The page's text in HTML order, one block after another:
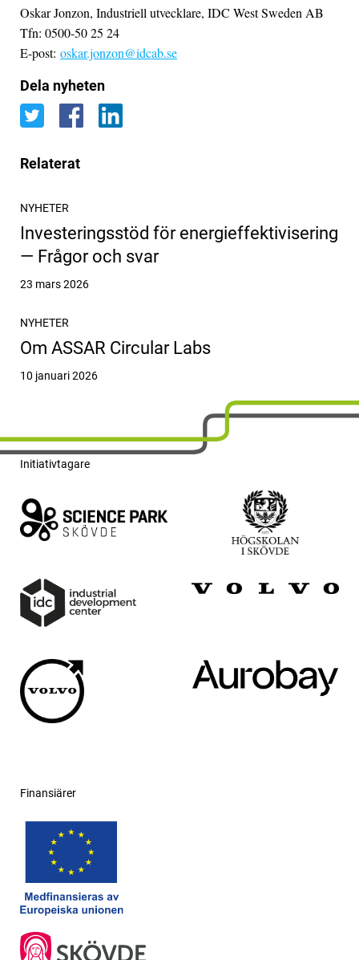
Oskar Jonzon, Industriell utvecklare, IDC West Sweden AB
Tfn: 0500-50 25 24
E-post: oskar.jonzon@idcab.se
Dela nyheten
Relaterat
NYHETER
Investeringsstöd för energieffektivisering
— Frågor och svar
Publicerat
23 mars 2026
NYHETER
Om ASSAR Circular Labs
Publicerat
10 januari 2026
Initiativtagare
Finansiärer